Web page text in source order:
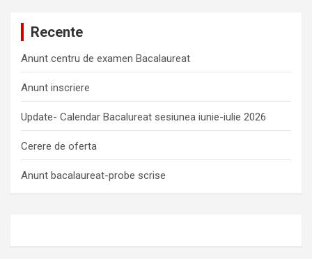
Recente
Anunt centru de examen Bacalaureat
Anunt inscriere
Update- Calendar Bacalureat sesiunea iunie-iulie 2026
Cerere de oferta
Anunt bacalaureat-probe scrise